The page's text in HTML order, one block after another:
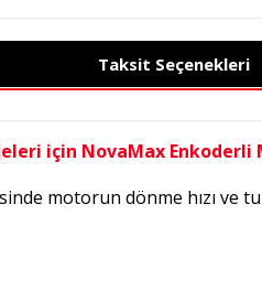
Taksit Seçenekleri
için NovaMax Enkoderli
motorun dönme hızı ve